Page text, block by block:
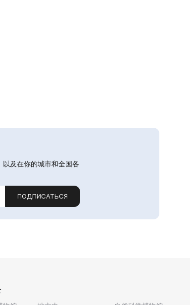
及在你的城市和全国各
ПОДПИСАТЬСЯ